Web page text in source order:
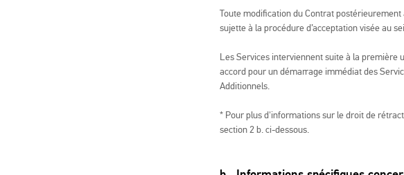
Toute modification du Contrat
sujette à la procédure d’acceptation visée au
Les Services interviennent suite à la première
accord pour un démarrage immédiat des
Additionnels.
* Pour plus d'informations sur le droit de
section 2 b. ci-dessous.